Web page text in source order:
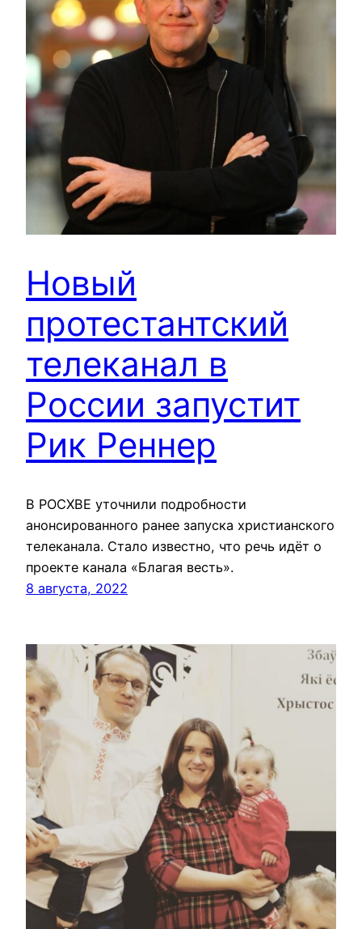
Новый
протестантский
телеканал в
России запустит
Рик Реннер
В РОСХВЕ уточнили подробности
анонсированного ранее запуска христианского
телеканала. Стало известно, что речь идёт о
проекте канала «Благая весть».
8 августа, 2022